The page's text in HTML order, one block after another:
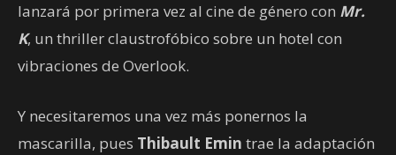
lanzará por primera vez al cine de género con Mr.
K, un thriller claustrofóbico sobre un hotel con
vibraciones de Overlook.
Y necesitaremos una vez más ponernos la
mascarilla, pues Thibault Emin trae la adaptación